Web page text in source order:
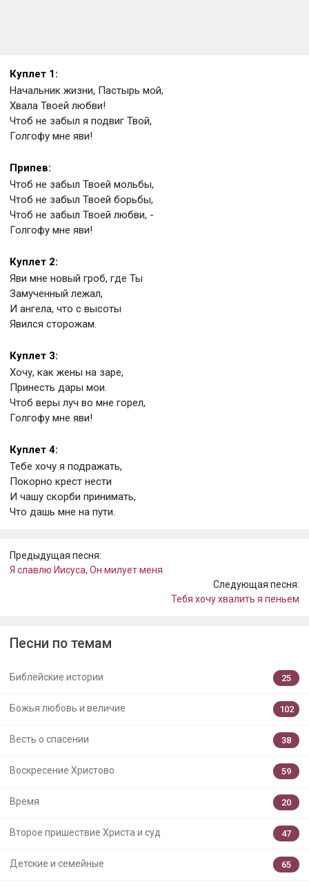
Куплет 1:
Начальник жизни, Пастырь мой,
Хвала Твоей любви!
Чтоб не забыл я подвиг Твой,
Голгофу мне яви!
Припев:
Чтоб не забыл Твоей мольбы,
Чтоб не забыл Твоей борьбы,
Чтоб не забыл Твоей любви, -
Голгофу мне яви!
Куплет 2:
Яви мне новый гроб, где Ты
Замученный лежал,
И ангела, что с высоты
Явился сторожам.
Куплет 3:
Хочу, как жены на заре,
Принесть дары мои.
Чтоб веры луч во мне горел,
Голгофу мне яви!
Куплет 4:
Тебе хочу я подражать,
Покорно крест нести
И чашу скорби принимать,
Что дашь мне на пути.
Предыдущая песня:
Я славлю Иисуса, Он милует меня
Следующая песня:
Тебя хочу хвалить я пеньем
Песни по темам
Библейские истории 25
Божья любовь и величие 102
Весть о спасении 38
Воскресение Христово 59
Время 20
Второе пришествие Христа и суд 47
Детские и семейные 65